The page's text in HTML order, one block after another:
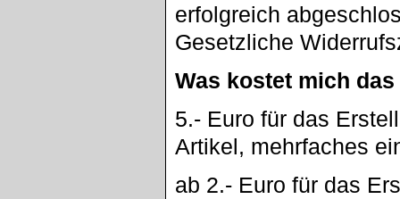
erfolgreich
Gesetzliche
Was kostet mich das
5.- Euro für das
Artikel, mehrfaches
ab 2.- Euro für das